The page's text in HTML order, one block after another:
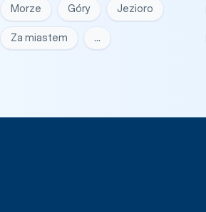
Morze Góry Jezioro
Za miastem …